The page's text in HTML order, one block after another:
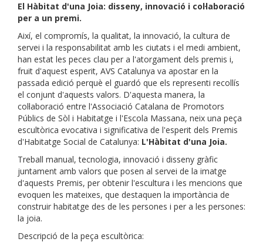
El Hàbitat d'una Joia: disseny, innovació i col·laboració
per a un premi.
Així, el compromís, la qualitat, la innovació, la cultura de
servei i la responsabilitat amb les ciutats i el medi ambient,
han estat les peces clau per a l'atorgament dels premis i,
fruit d'aquest esperit, AVS Catalunya va apostar en la
passada edició perquè el guardó que els representi recollís
el conjunt d'aquests valors. D'aquesta manera, la
col·laboració entre l'Associació Catalana de Promotors
Públics de Sòl i Habitatge i l'Escola Massana, neix una peça
escultòrica evocativa i significativa de l'esperit dels Premis
d'Habitatge Social de Catalunya: L'Hàbitat d'una Joia.
Treball manual, tecnologia, innovació i disseny gràfic
juntament amb valors que posen al servei de la imatge
d'aquests Premis, per obtenir l'escultura i les mencions que
evoquen les mateixes, que destaquen la importància de
construir habitatge des de les persones i per a les persones:
la joia.
Descripció de la peça escultòrica: